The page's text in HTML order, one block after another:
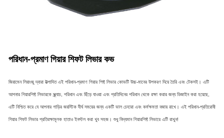
পরিধান-প্রমাণ গিয়ার শিফট লিভার কভ
জিয়ামেন লিয়াংজু দ্বারা উত্পাদিত এই পরিধান-প্রমাণ গিয়ার শিফ্ট লিভার কোভটি উচ্চ-মানের উপকরণ দিয়ে তৈরি এবং টেকসই। এটি
আপনার গিয়ারশিফ্ট লিভারকে স্ক্র্যাচ, পরিধান এবং ছিঁড়ে যাওয়া এবং প্রতিদিনের পরিধান থেকে রক্ষা করার জন্য ডিজাইন করা হয়েছে,
এটি নিশ্চিত করে যে আপনার গাড়ির জয়স্টিক দীর্ঘ সময়ের জন্য একটি ভাল চেহারা এবং কর্মক্ষমতা বজায় রাখে। এই পরিধান-প্রতিরোধী
গিয়ার শিফট লিভার প্রতিরক্ষামূলক হাতাও ইনস্টল করা খুব সহজ। শুধু বিদ্যমান গিয়ারশিফ্ট লিভারে এটি রাখুন!